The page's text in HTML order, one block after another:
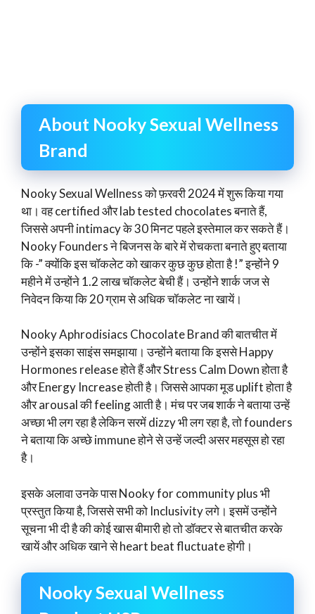
About Nooky Sexual Wellness
Brand
Nooky Sexual Wellness को फ़रवरी 2024 में शुरू किया गया
था। वह certified और lab tested chocolates बनाते हैं,
जिससे अपनी intimacy के 30 मिनट पहले इस्तेमाल कर सकते हैं।
Nooky Founders ने बिजनस के बारे में रोचकता बनाते हुए बताया
कि -” क्योंकि इस चॉकलेट को खाकर कुछ कुछ होता है !” इन्होंने 9
महीने में उन्होंने 1.2 लाख चॉकलेट बेची हैं। उन्होंने शार्क जज से
निवेदन किया कि 20 ग्राम से अधिक चॉकलेट ना खायें।
Nooky Aphrodisiacs Chocolate Brand की बातचीत में
उन्होंने इसका साइंस समझाया। उन्होंने बताया कि इससे Happy
Hormones release होते हैं और Stress Calm Down होता है
और Energy Increase होती है। जिससे आपका मूड uplift होता है
और arousal की feeling आती है। मंच पर जब शार्क ने बताया उन्हें
अच्छा भी लग रहा है लेकिन सरमें dizzy भी लग रहा है, तो founders
ने बताया कि अच्छे immune होने से उन्हें जल्दी असर महसूस हो रहा
है।
इसके अलावा उनके पास Nooky for community plus भी
प्रस्तुत किया है, जिससे सभी को Inclusivity लगे। इसमें उन्होंने
सूचना भी दी है की कोई खास बीमारी हो तो डॉक्टर से बातचीत करके
खायें और अधिक खाने से heart beat fluctuate होगी।
Nooky Sexual Wellness